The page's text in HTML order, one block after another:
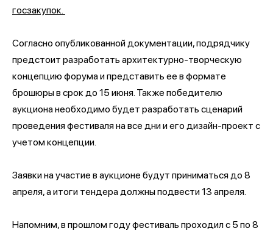
госзакупок.
Согласно опубликованной документации, подрядчику
предстоит разработать архитектурно-творческую
концепцию форума и представить ее в формате
брошюры в срок до 15 июня. Также победителю
аукциона необходимо будет разработать сценарий
проведения фестиваля на все дни и его дизайн-проект с
учетом концепции.
Заявки на участие в аукционе будут приниматься до 8
апреля, а итоги тендера должны подвести 13 апреля.
Напомним, в прошлом году фестиваль проходил с 5 по 8